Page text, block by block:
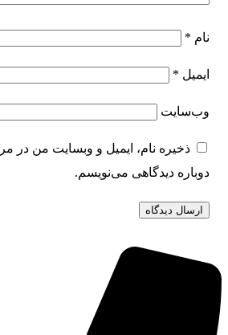
نام *
ایمیل *
وب‌سایت
ذخیره نام، ایمیل و وبسایت من در
دوباره دیدگاهی می‌نویسم.